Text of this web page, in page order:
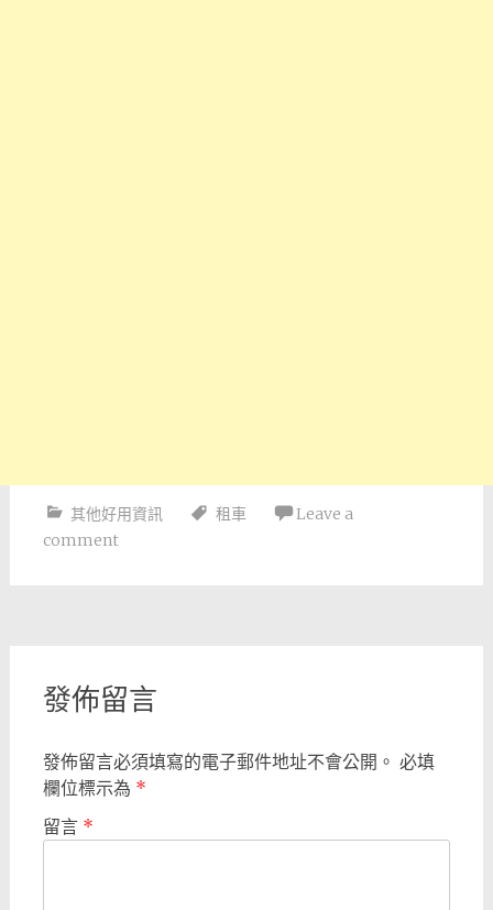
其他好用資訊 租車
Leave a
comment
navigation
發佈留言
發佈留言必須填寫的電子郵件地址不會公開。 必填
欄位標示為 *
留言 *